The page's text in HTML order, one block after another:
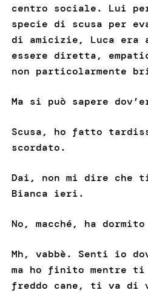
centro sociale. Lui
specie di scusa per
di amicizie, Luca era
essere diretta,
non particolarmente
Ma si può sapere
Scusa, ho fatto
scordato.
Dai, non mi dire che
Bianca ieri.
No, macché, ha
Mh, vabbè. Senti io
ma ho finito mentre ti
freddo cane, ti va di